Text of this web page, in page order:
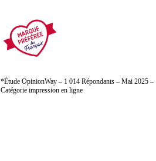
*Étude OpinionWay – 1 014 Répondants – Mai 2025 –
Catégorie impression en ligne